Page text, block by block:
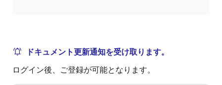
ドキュメント更新通知を受け取ります。
ログイン後、ご登録が可能となります。